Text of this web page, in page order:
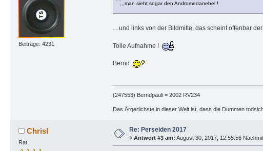
Beiträge: 4231
,,,man sieht sogar den Andromedanebel !
... und links von der Bildmitte, das scheint offenbar
Tolle Aufnahme !
Bernd
(247553) Berndpauli = 2002 RV234
Das Ärgerlichste in dieser Welt ist, dass die Dummen
Chrisl
Rat
Re: Perseiden 2017
« Antwort #3 am: August 30, 2017, 12:55:56